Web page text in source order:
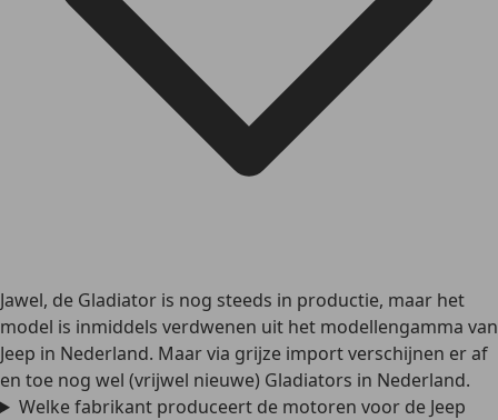
Jawel, de Gladiator is nog steeds in productie, maar het
model is inmiddels verdwenen uit het modellengamma van
Jeep in Nederland. Maar via grijze import verschijnen er af
en toe nog wel (vrijwel nieuwe) Gladiators in Nederland.
Welke fabrikant produceert de motoren voor de Jeep